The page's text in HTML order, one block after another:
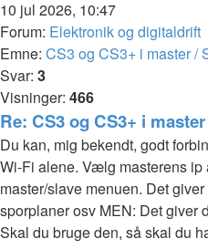
10 jul 2026, 10:47
Forum: Elektronik og digitaldrift
Emne: CS3 og CS3+ i master /
Svar: 3
Visninger: 466
Re: CS3 og CS3+ i
Du kan, mig bekendt, godt
Wi-Fi alene. Vælg masterens ip
master/slave menuen. Det
sporplaner osv MEN: Det giver
Skal du bruge den, så skal du